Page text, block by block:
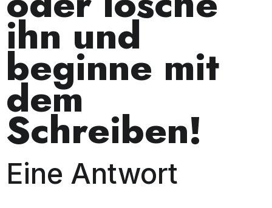
ihn und
beginne mit
dem
Schreiben!
Eine Antwort